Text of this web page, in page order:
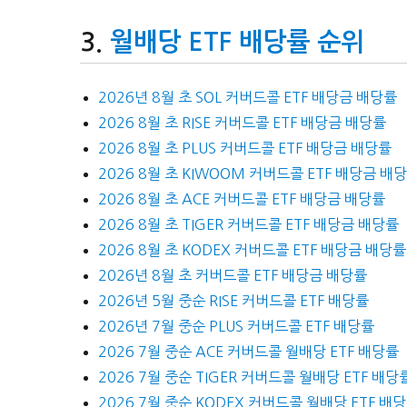
월배당 ETF 배당률 순위
2026년 8월 초 SOL 커버드콜 ETF 배당금 배당률
2026 8월 초 RISE 커버드콜 ETF 배당금 배당률
2026 8월 초 PLUS 커버드콜 ETF 배당금 배당률
2026 8월 초 KIWOOM 커버드콜 ETF 배당금 배
2026 8월 초 ACE 커버드콜 ETF 배당금 배당률
2026 8월 초 TIGER 커버드콜 ETF 배당금 배당률
2026 8월 초 KODEX 커버드콜 ETF 배당금 배당률
2026년 8월 초 커버드콜 ETF 배당금 배당률
2026년 5월 중순 RISE 커버드콜 ETF 배당률
2026년 7월 중순 PLUS 커버드콜 ETF 배당률
2026 7월 중순 ACE 커버드콜 월배당 ETF 배당률
2026 7월 중순 TIGER 커버드콜 월배당 ETF 배당
2026 7월 중순 KODEX 커버드콜 월배당 ETF 배